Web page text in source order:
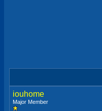
iouhome
Major Member